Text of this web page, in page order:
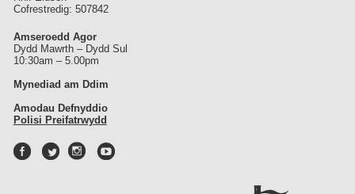
Cofrestredig: 507842
Amseroedd Agor
Dydd Mawrth – Dydd Sul
10:30am – 5.00pm
Mynediad am Ddim
Amodau Defnyddio
Polisi Preifatrwydd